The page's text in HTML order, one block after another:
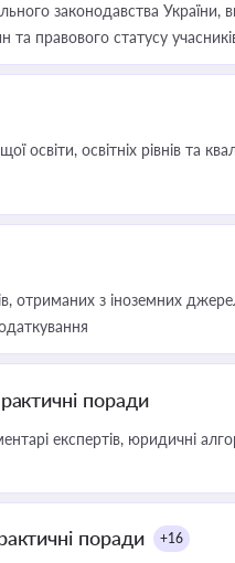
законодавства України,
правового статусу
освітніх рівнів та
отриманих з іноземних
поради
експертів, юридичні
поради +16